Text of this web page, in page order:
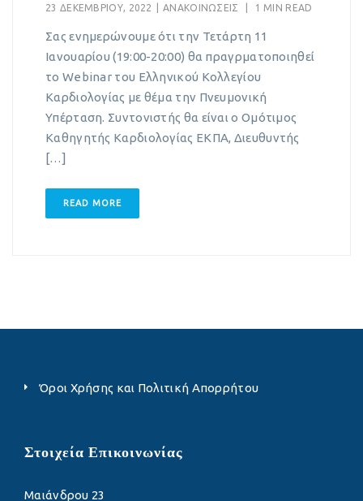
23 ΔΕΚΕΜΒΡΊΟΥ, 2022 ΑΝΑΚΟΙΝΏΣΕΙΣ 1 MIN READ
Σας ενημερώνουμε ότι την Τετάρτη 11
Ιανουαρίου (19:00-20:00) θα πραγρματοποιηθεί
το Webinar του Ελληνικού Κολλεγίου
Καρδιολογίας με θέμα την Πνευμονική
Υπέρταση. Συντονιστής θα είναι ο Ομότιμος
Καθηγητής Καρδιολογίας ΕΚΠΑ, Διευθυντής
[…]
READ MORE
Όροι Χρήσης και Πολιτική Απορρήτου
Στοιχεία Επικοινωνίας
Μαιάνδρου 23